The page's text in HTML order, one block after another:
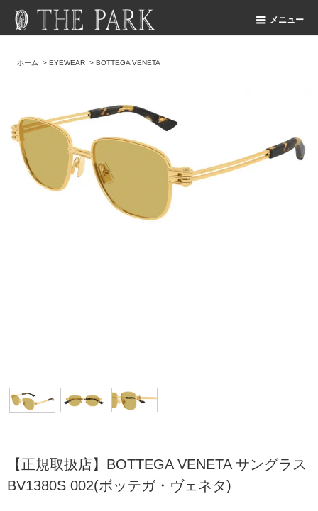
メニュー
ホーム >EYEWEAR >BOTTEGA VENETA
【正規取扱店】BOTTEGA VENETA サングラス
BV1380S 002(ボッテガ・ヴェネタ)